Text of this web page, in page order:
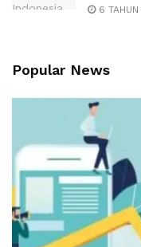
6 TAHUN
Popular News